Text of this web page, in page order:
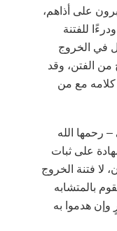
على أذاهم،
للفتنة
في الخروج
من الفتن، وقد
كلامه مع من
– رحمها الله
على ثبات
لا فتنة الخروج
بالمتشابه
وإن هدموا به